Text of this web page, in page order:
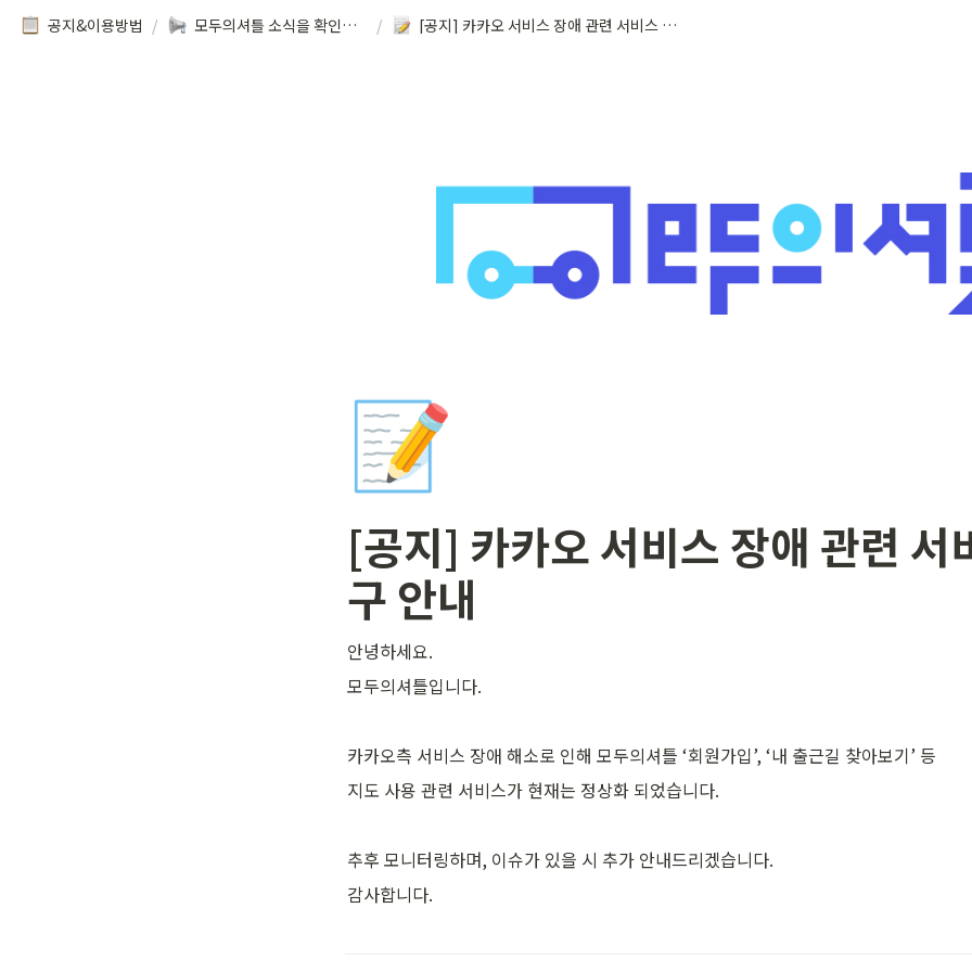
공지&이용방법 / 모두의셔틀 소식을 확인해보세요! / [공지] 카카오 서비스 장애 관련 서비스 복구 안내
📝
[공지] 카카오 서비스 장애 관련 서
구 안내
안녕하세요.
모두의셔틀입니다.
카카오측 서비스 장애 해소로 인해 모두의셔틀 ‘회원가입’, ‘내 출근길 찾아보기’ 등
지도 사용 관련 서비스가 현재는 정상화 되었습니다.
추후 모니터링하며, 이슈가 있을 시 추가 안내드리겠습니다.
감사합니다.